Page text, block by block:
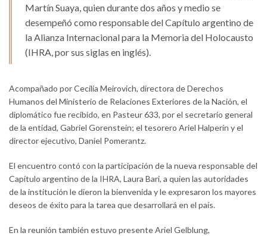
Martín Suaya, quien durante dos años y medio se
desempeñó como responsable del Capítulo argentino de
la Alianza Internacional para la Memoria del Holocausto
(IHRA, por sus siglas en inglés).
Acompañado por Cecilia Meirovich, directora de Derechos
Humanos del Ministerio de Relaciones Exteriores de la Nación, el
diplomático fue recibido, en Pasteur 633, por el secretario general
de la entidad, Gabriel Gorenstein; el tesorero Ariel Halperín y el
director ejecutivo, Daniel Pomerantz.
El encuentro contó con la participación de la nueva responsable del
Capítulo argentino de la IHRA, Laura Bari, a quien las autoridades
de la institución le dieron la bienvenida y le expresaron los mayores
deseos de éxito para la tarea que desarrollará en el país.
En la reunión también estuvo presente Ariel Gelblung,